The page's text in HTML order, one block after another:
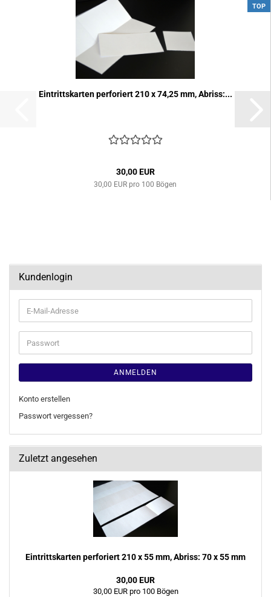
TOP
Ein­tritts­kar­ten per­fo­riert 210 x 74,25 mm, Ab­riss:...
30,00 EUR
30,00 EUR pro 100 Bögen
Kundenlogin
E-
Mail-
Adresse
Passwort
ANMELDEN
Konto erstellen
Passwort vergessen?
Zuletzt angesehen
Ein­tritts­kar­ten per­fo­riert 210 x 55 mm, Ab­riss: 70 x 55 mm
30,00 EUR
30,00 EUR pro 100 Bögen